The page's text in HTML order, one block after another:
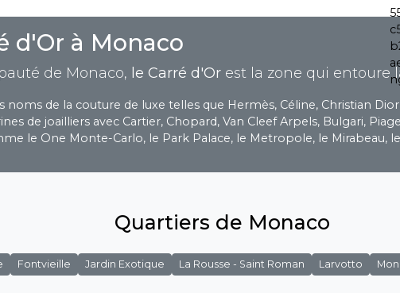
d'Or à Monaco
de Monaco, le Carré d'Or est la zone qui entoure
de la couture de luxe telles que Hermès, Céline, Christian
de joailliers avec Cartier, Chopard, Van Cleef Arpels, Bulgari,
le One Monte-Carlo, le Park Palace, le Metropole, le Mirabeau,
Quartiers de Monaco
Fontvieille Jardin Exotique La Rousse - Saint Roman Larvotto